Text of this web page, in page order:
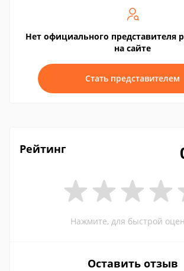
Нет официального представителя
на сайте
Стать представителем
Рейтинг
Нажмите, для быстрой
Оставить отзыв